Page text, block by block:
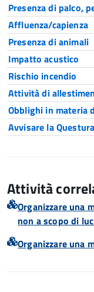
Presenza di palco,
Affluenza/capienza
Presenza di animali
Impatto acustico
Rischio incendio
Attività di
Obblighi in materia
Avvisare la Questura
Attività
Organizzare una
non a scopo di
Organizzare una